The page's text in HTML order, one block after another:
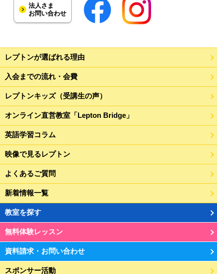
法人さま
お問い合わせ
レプトンが選ばれる理由
入会までの流れ・会費
レプトンキッズ（受講生の声）
オンライン直営教室「Lepton Bridge」
英語学習コラム
映像で見るレプトン
よくあるご質問
新着情報一覧
教室を探す
無料体験レッスン
資料請求・お問い合わせ
スポンサー活動